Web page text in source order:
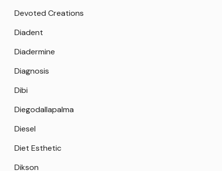
Devoted Creations
Diadent
Diadermine
Diagnosis
Dibi
Diegodallapalma
Diesel
Diet Esthetic
Dikson